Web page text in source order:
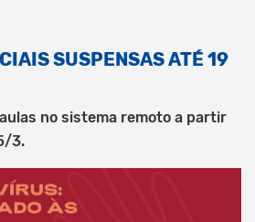
SUSPENSAS ATÉ 19
no sistema remoto a partir
3.